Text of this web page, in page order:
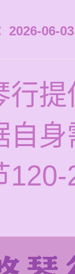
2026-06-
行
自